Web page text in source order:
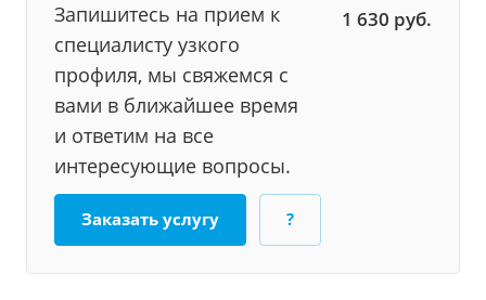
Запишитесь на прием к
специалисту узкого
профиля, мы свяжемся с
вами в ближайшее время
и ответим на все
интересующие вопросы.
1 630 руб.
Заказать услугу ?